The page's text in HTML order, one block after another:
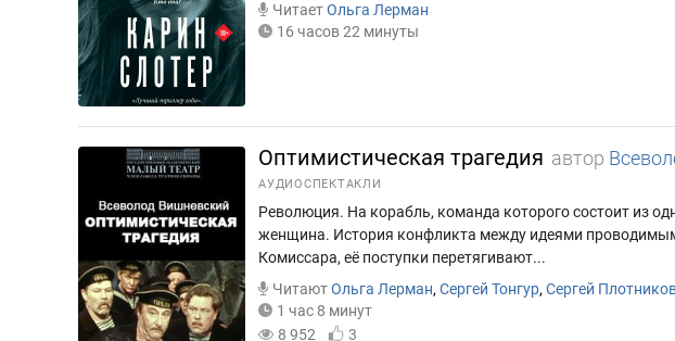
ЧитаетОльга Лерман
16 часов 22 минуты
Оптимистическая трагедия автор
АУДИОСПЕКТАКЛИ
Революция. На корабль, команда которого состоит из
женщина. История конфликта между идеями
Комиссара, её поступки перетягивают...
ЧитаютОльга Лерман, Сергей Тонгур, Сергей
1 час 8 минут
8 952
3